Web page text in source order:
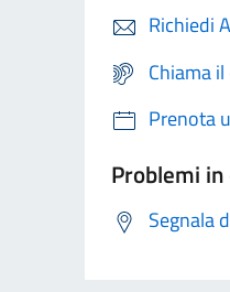
Richiedi
Chiama
Prenota
Problemi
Segnala